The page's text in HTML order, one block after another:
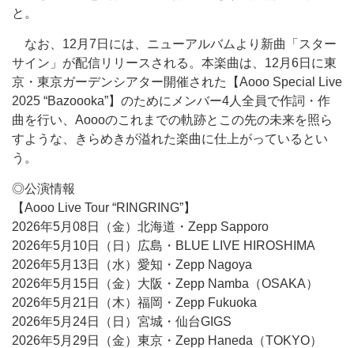
と。
なお、12月7日には、ニューアルバムより新曲「スター
サイン」が配信リリースされる。本楽曲は、12月6日に東
京・東京ガーデンシアター開催された【Aooo Special Live
2025 “Bazoooka”】のためにメンバー4人全員で作詞・作
曲を行い、Aoooのこれまでの軌跡とこの先の未来を照ら
すような、きらめきが溢れた楽曲に仕上がっているとい
う。
◎公演情報
【Aooo Live Tour “RINGRING”】
2026年5月08日（金）北海道・Zepp Sapporo
2026年5月10日（日）広島・BLUE LIVE HIROSHIMA
2026年5月13日（水）愛知・Zepp Nagoya
2026年5月15日（金）大阪・Zepp Namba（OSAKA）
2026年5月21日（木）福岡・Zepp Fukuoka
2026年5月24日（日）宮城・仙台GIGS
2026年5月29日（金）東京・Zepp Haneda（TOKYO）